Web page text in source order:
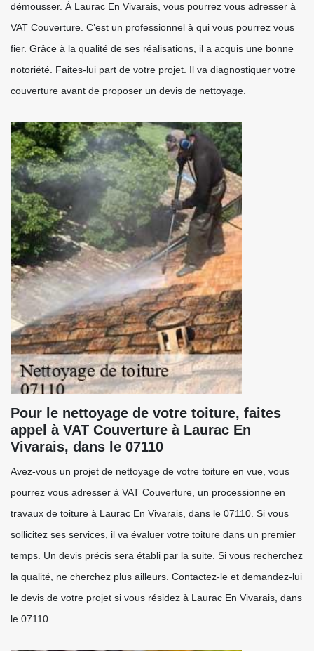
démousser. À Laurac En Vivarais, vous pourrez vous adresser à
VAT Couverture. C’est un professionnel à qui vous pourrez vous
fier. Grâce à la qualité de ses réalisations, il a acquis une bonne
notoriété. Faites-lui part de votre projet. Il va diagnostiquer votre
couverture avant de proposer un devis de nettoyage.
Pour le nettoyage de votre toiture, faites
appel à VAT Couverture à Laurac En
Vivarais, dans le 07110
Avez-vous un projet de nettoyage de votre toiture en vue, vous
pourrez vous adresser à VAT Couverture, un processionne en
travaux de toiture à Laurac En Vivarais, dans le 07110. Si vous
sollicitez ses services, il va évaluer votre toiture dans un premier
temps. Un devis précis sera établi par la suite. Si vous recherchez
la qualité, ne cherchez plus ailleurs. Contactez-le et demandez-lui
le devis de votre projet si vous résidez à Laurac En Vivarais, dans
le 07110.